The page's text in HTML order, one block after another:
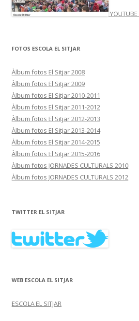
FOTOS ESCOLA EL SITJAR
Àlbum fotos El Sitjar 2008
Àlbum fotos El Sitjar 2009
Àlbum fotos El Sitjar 2010-2011
Àlbum fotos El Sitjar 2011-2012
Àlbum fotos El Sitjar 2012-2013
Àlbum fotos El Sitjar 2013-2014
Àlbum fotos El Sitjar 2014-2015
Àlbum fotos El Sitjar 2015-2016
Àlbum fotos JORNADES CULTURALS 2010
Àlbum fotos JORNADES CULTURALS 2012
TWITTER EL SITJAR
WEB ESCOLA EL SITJAR
ESCOLA EL SITJAR